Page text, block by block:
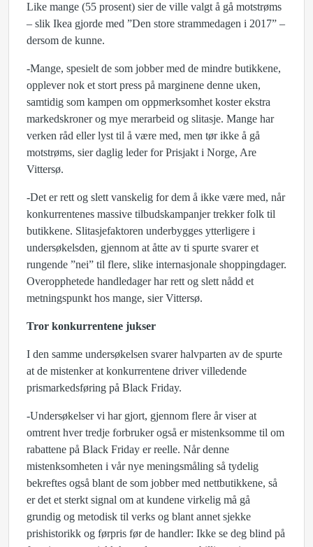
Like mange (55 prosent) sier de ville valgt å gå motstrøms
– slik Ikea gjorde med ”Den store strammedagen i 2017” –
dersom de kunne.
-Mange, spesielt de som jobber med de mindre butikkene,
opplever nok et stort press på marginene denne uken,
samtidig som kampen om oppmerksomhet koster ekstra
markedskroner og mye merarbeid og slitasje. Mange har
verken råd eller lyst til å være med, men tør ikke å gå
motstrøms, sier daglig leder for Prisjakt i Norge, Are
Vittersø.
-Det er rett og slett vanskelig for dem å ikke være med, når
konkurrentenes massive tilbudskampanjer trekker folk til
butikkene. Slitasjefaktoren underbygges ytterligere i
undersøkelsden, gjennom at åtte av ti spurte svarer et
rungende ”nei” til flere, slike internasjonale shoppingdager.
Overopphetede handledager har rett og slett nådd et
metningspunkt hos mange, sier Vittersø.
Tror konkurrentene jukser
I den samme undersøkelsen svarer halvparten av de spurte
at de mistenker at konkurrentene driver villedende
prismarkedsføring på Black Friday.
-Undersøkelser vi har gjort, gjennom flere år viser at
omtrent hver tredje forbruker også er mistenksomme til om
rabattene på Black Friday er reelle. Når denne
mistenksomheten i vår nye meningsmåling så tydelig
bekreftes også blant de som jobber med nettbutikkene, så
er det et sterkt signal om at kundene virkelig må gå
grundig og metodisk til verks og blant annet sjekke
prishistorikk og førpris før de handler: Ikke se deg blind på